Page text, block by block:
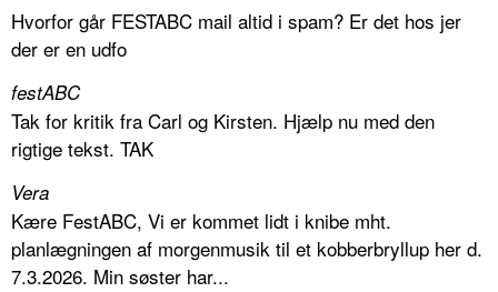
Hvorfor går FESTABC mail altid i spam? Er det hos jer
der er en udfo
festABC
Tak for kritik fra Carl og Kirsten. Hjælp nu med den
rigtige tekst. TAK
Vera
Kære FestABC, Vi er kommet lidt i knibe mht.
planlægningen af morgenmusik til et kobberbryllup her d.
7.3.2026. Min søster har...